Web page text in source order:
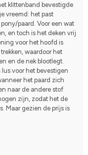
klittenband bevestigde
vreemd: het past
paard. Voor een wat
en toch is het deken vrij
voor het hoofd is
waardoor het
en de nek blootlegt.
voor het bevestigen
het paard zich
naar de andere stof
zijn, zodat het de
Maar gezien de prijs is